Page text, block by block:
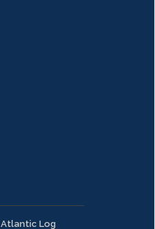
Atlantic Log